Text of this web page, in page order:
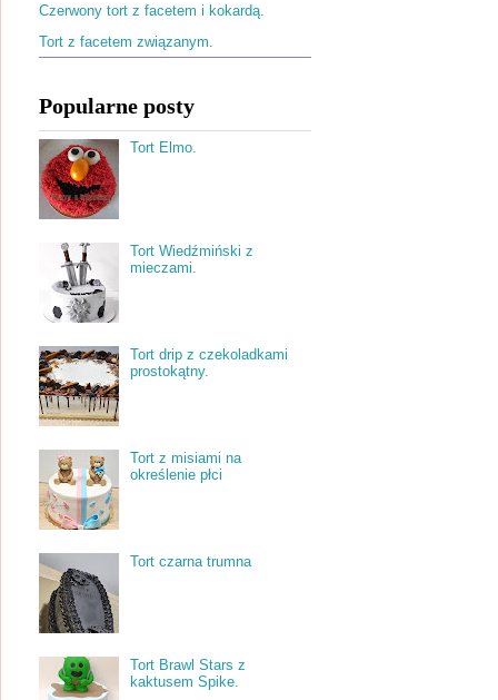
Czerwony tort z facetem i kokardą.
Tort z facetem związanym.
Popularne posty
Tort Elmo.
Tort Wiedźmiński z
mieczami.
Tort drip z czekoladkami
prostokątny.
Tort z misiami na
określenie płci
Tort czarna trumna
Tort Brawl Stars z
kaktusem Spike.